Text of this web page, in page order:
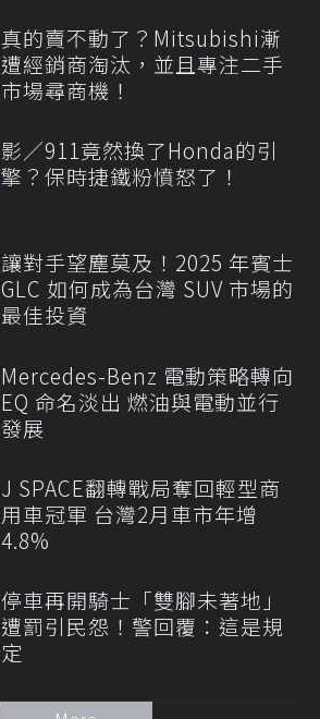
真的賣不動了？Mitsubishi漸
遭經銷商淘汰，並且專注二手
市場尋商機！
影／911竟然換了Honda的引
擎？保時捷鐵粉憤怒了！
讓對手望塵莫及！2025 年賓士
GLC 如何成為台灣 SUV 市場的
最佳投資
Mercedes-Benz 電動策略轉向
EQ 命名淡出 燃油與電動並行
發展
J SPACE翻轉戰局奪回輕型商
用車冠軍 台灣2月車市年增
4.8%
停車再開騎士「雙腳未著地」
遭罰引民怨！警回覆：這是規
定